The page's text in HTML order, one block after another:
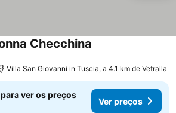
Checchina
Villa San Giovanni in Tuscia, a 4.1 km de Vetralla
ver os preços
Ver preços